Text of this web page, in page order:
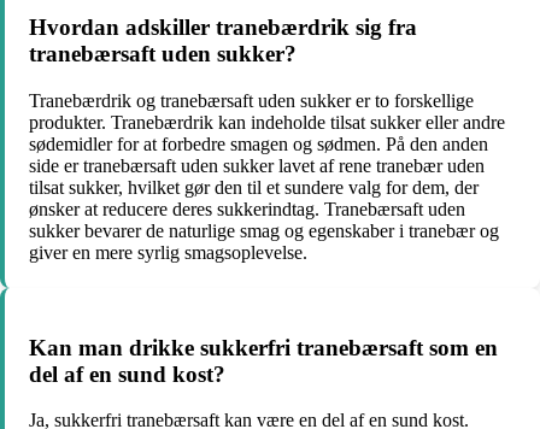
Hvordan adskiller tranebærdrik sig fra
tranebærsaft uden sukker?
Tranebærdrik og tranebærsaft uden sukker er to forskellige
produkter. Tranebærdrik kan indeholde tilsat sukker eller andre
sødemidler for at forbedre smagen og sødmen. På den anden
side er tranebærsaft uden sukker lavet af rene tranebær uden
tilsat sukker, hvilket gør den til et sundere valg for dem, der
ønsker at reducere deres sukkerindtag. Tranebærsaft uden
sukker bevarer de naturlige smag og egenskaber i tranebær og
giver en mere syrlig smagsoplevelse.
Kan man drikke sukkerfri tranebærsaft som en
del af en sund kost?
Ja, sukkerfri tranebærsaft kan være en del af en sund kost.